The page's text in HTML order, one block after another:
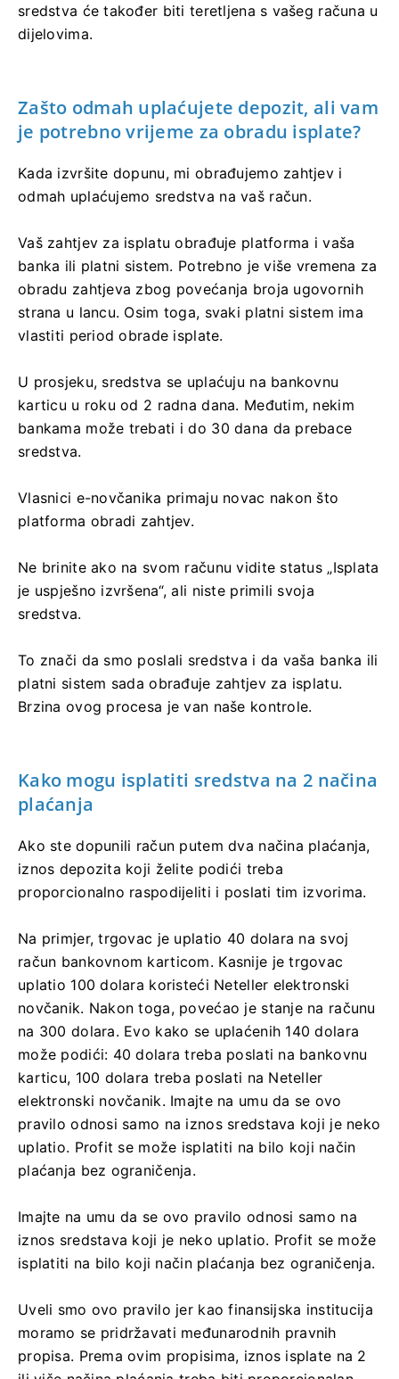
sredstva će također biti teretljena s vašeg računa u
dijelovima.
Zašto odmah uplaćujete depozit, ali vam
je potrebno vrijeme za obradu isplate?
Kada izvršite dopunu, mi obrađujemo zahtjev i
odmah uplaćujemo sredstva na vaš račun.
Vaš zahtjev za isplatu obrađuje platforma i vaša
banka ili platni sistem. Potrebno je više vremena za
obradu zahtjeva zbog povećanja broja ugovornih
strana u lancu. Osim toga, svaki platni sistem ima
vlastiti period obrade isplate.
U prosjeku, sredstva se uplaćuju na bankovnu
karticu u roku od 2 radna dana. Međutim, nekim
bankama može trebati i do 30 dana da prebace
sredstva.
Vlasnici e-novčanika primaju novac nakon što
platforma obradi zahtjev.
Ne brinite ako na svom računu vidite status „Isplata
je uspješno izvršena“, ali niste primili svoja
sredstva.
To znači da smo poslali sredstva i da vaša banka ili
platni sistem sada obrađuje zahtjev za isplatu.
Brzina ovog procesa je van naše kontrole.
Kako mogu isplatiti sredstva na 2 načina
plaćanja
Ako ste dopunili račun putem dva načina plaćanja,
iznos depozita koji želite podići treba
proporcionalno raspodijeliti i poslati tim izvorima.
Na primjer, trgovac je uplatio 40 dolara na svoj
račun bankovnom karticom. Kasnije je trgovac
uplatio 100 dolara koristeći Neteller elektronski
novčanik. Nakon toga, povećao je stanje na računu
na 300 dolara. Evo kako se uplaćenih 140 dolara
može podići: 40 dolara treba poslati na bankovnu
karticu, 100 dolara treba poslati na Neteller
elektronski novčanik. Imajte na umu da se ovo
pravilo odnosi samo na iznos sredstava koji je neko
uplatio. Profit se može isplatiti na bilo koji način
plaćanja bez ograničenja.
Imajte na umu da se ovo pravilo odnosi samo na
iznos sredstava koji je neko uplatio. Profit se može
isplatiti na bilo koji način plaćanja bez ograničenja.
Uveli smo ovo pravilo jer kao finansijska institucija
moramo se pridržavati međunarodnih pravnih
propisa. Prema ovim propisima, iznos isplate na 2